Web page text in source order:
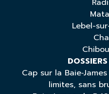
Lebel-
Cap sur la
limites, sans